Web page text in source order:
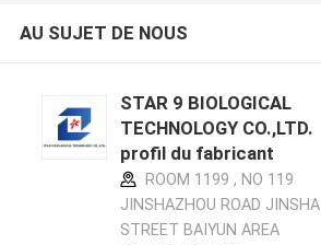
AU SUJET DE NOUS
STAR 9 BIOLOGICAL
TECHNOLOGY CO.,LTD.
profil du fabricant
ROOM 1199 , NO 119
JINSHAZHOU ROAD JINSHA
STREET BAIYUN AREA